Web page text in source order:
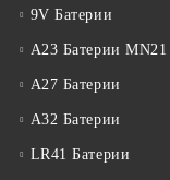
9V Батерии
A23 Батерии MN21
A27 Батерии
A32 Батерии
LR41 Батерии